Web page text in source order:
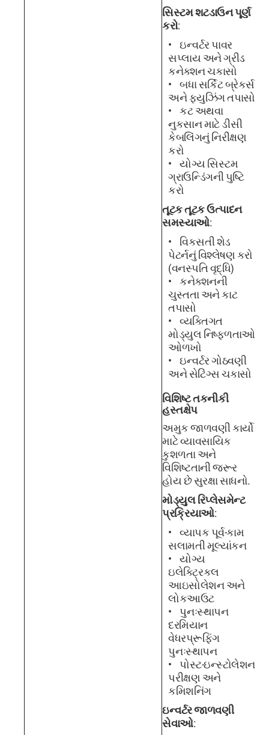
સિસ્ટમ શટડાઉન પૂર્ણ
કરો:
ઇન્વર્ટર પાવર
સપ્લાય અને ગ્રીડ
કનેક્શન ચકાસો
બધા સર્કિટ બ્રેકર્સ
અને ફ્યુઝિંગ તપાસો
કટ અથવા
નુકસાન માટે ડીસી
કેબલિંગનું નિરીક્ષણ
કરો
યોગ્ય સિસ્ટમ
ગ્રાઉન્ડિંગની પુષ્ટિ
કરો
તૂટક તૂટક ઉત્પાદન
સમસ્યાઓ:
વિકસતી શેડ
પેટર્નનું વિશ્લેષણ કરો
(વનસ્પતિ વૃદ્ધિ)
કનેક્શનની
ચુસ્તતા અને કાટ
તપાસો
વ્યક્તિગત
મોડ્યુલ નિષ્ફળતાઓ
ઓળખો
ઇન્વર્ટર ગોઠવણી
અને સેટિંગ્સ ચકાસો
વિશિષ્ટ તકનીકી
હસ્તક્ષેપ
અમુક જાળવણી કાર્યો
માટે વ્યાવસાયિક
કુશળતા અને
વિશિષ્ટતાની જરૂર
હોય છે સુરક્ષા સાધનો.
મોડ્યુલ રિપ્લેસમેન્ટ
પ્રક્રિયાઓ:
વ્યાપક પૂર્વ-કામ
સલામતી મૂલ્યાંકન
યોગ્ય
ઇલેક્ટ્રિકલ
આઇસોલેશન અને
લોકઆઉટ
પુનઃસ્થાપન
દરમિયાન
વેધરપ્રૂફિંગ
પુનઃસ્થાપન
પોસ્ટ-ઇન્સ્ટોલેશન
પરીક્ષણ અને
કમિશનિંગ
ઇન્વર્ટર જાળવણી
સેવાઓ: